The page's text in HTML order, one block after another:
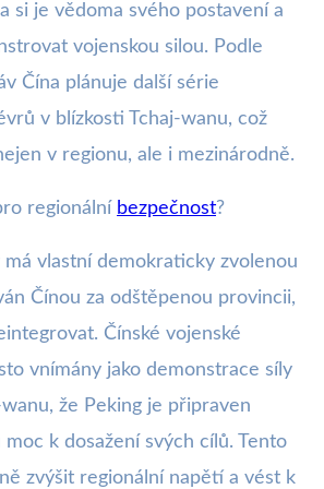
si je vědoma svého postavení a
vojenskou silou. Podle
Čína plánuje další série
v blízkosti Tchaj-wanu, což
v regionu, ale i mezinárodně.
regionální bezpečnost?
vlastní demokraticky zvolenou
Čínou za odštěpenou provincii,
Čínské vojenské
vnímány jako demonstrace síly
že Peking je připraven
k dosažení svých cílů. Tento
zvýšit regionální napětí a vést k